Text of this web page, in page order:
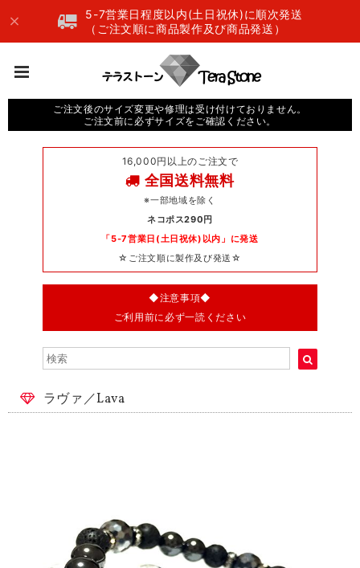
5-7営業日程度以内(土日祝休)に順次発送
（ご注文順に商品製作及び商品発送）
ご注文後のサイズ変更や修理は受け付けておりません。
ご注文前に必ずサイズをご確認ください。
16,000円以上のご注文で
全国送料無料
※一部地域を除く
ネコポス290円
「5-7営業日(土日祝休)以内」に発送
☆ご注文順に製作及び発送☆
◆注意事項◆
ご利用前に必ず一読ください
ラヴァ／Lava